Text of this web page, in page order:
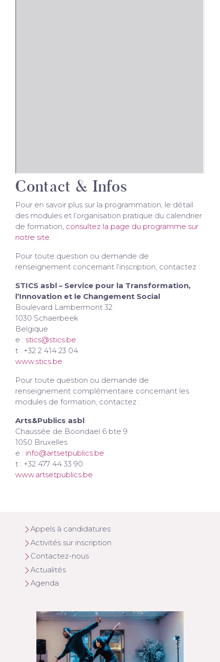
Contact & Infos
Pour en savoir plus sur la programmation, le détail
des modules et l’organisation pratique du calendrier
de formation, consultez la page du programme sur
notre site.
Pour toute question ou demande de
renseignement concernant l’inscription, contactez :
STICS asbl – Service pour la Transformation,
l’Innovation et le Changement Social
Boulevard Lambermont 32
1030 Schaerbeek
Belgique
e : stics@stics.be
t : +32 2 414 23 04
www.stics.be
Pour toute question ou demande de
renseignement complémentaire concernant les
modules de formation, contactez :
Arts&Publics asbl
Chaussée de Boondael 6 bte 9
1050 Bruxelles
e : info@artsetpublics.be
t : +32 477 44 33 90
www.artsetpublics.be
Appels à candidatures
Activités sur inscription
Contactez-nous
Actualités
Agenda